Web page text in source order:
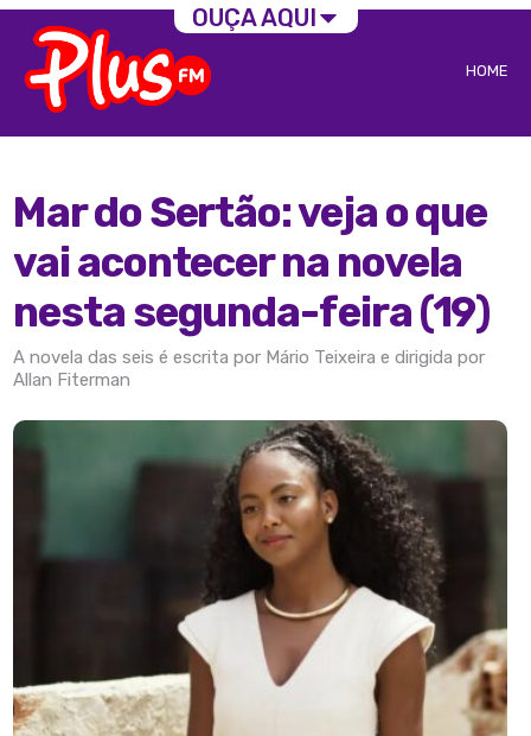
HOME
Mar do Sertão: veja o que
vai acontecer na novela
nesta segunda-feira (19)
A novela das seis é escrita por Mário Teixeira e dirigida por
Allan Fiterman
OUÇA AQUI